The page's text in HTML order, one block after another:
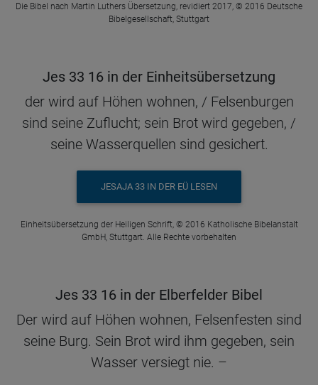
Die Bibel nach Martin Luthers Übersetzung, revidiert 2017, © 2016 Deutsche
Bibelgesellschaft, Stuttgart
Jes 33 16 in der Einheitsübersetzung
der wird auf Höhen wohnen, / Felsenburgen
sind seine Zuflucht; sein Brot wird gegeben, /
seine Wasserquellen sind gesichert.
JESAJA 33 IN DER EÜ LESEN
Einheitsübersetzung der Heiligen Schrift, © 2016 Katholische Bibelanstalt
GmbH, Stuttgart. Alle Rechte vorbehalten
Jes 33 16 in der Elberfelder Bibel
Der wird auf Höhen wohnen, Felsenfesten sind
seine Burg. Sein Brot wird ihm gegeben, sein
Wasser versiegt nie. –